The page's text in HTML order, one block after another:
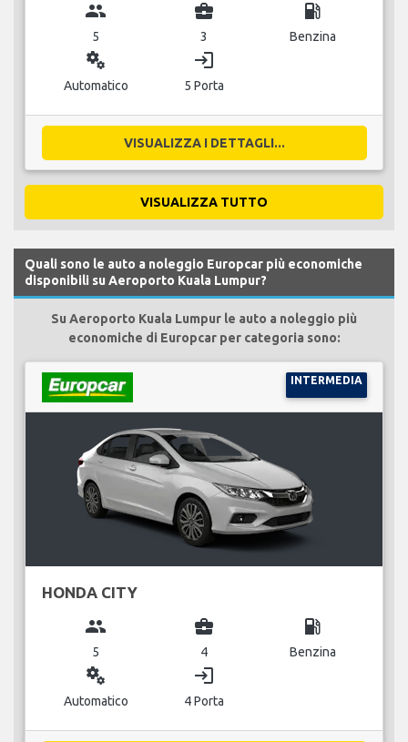
group
5
business_center
3
local_gas_station
Benzina
miscellaneous_services
Automatico
login
5 Porta
VISUALIZZA I DETTAGLI...
VISUALIZZA TUTTO
Quali sono le auto a noleggio Europcar più economiche
disponibili su Aeroporto Kuala Lumpur?
Su Aeroporto Kuala Lumpur le auto a noleggio più
economiche di Europcar per categoria sono:
INTERMEDIA
HONDA CITY
group
5
business_center
4
local_gas_station
Benzina
miscellaneous_services
Automatico
login
4 Porta